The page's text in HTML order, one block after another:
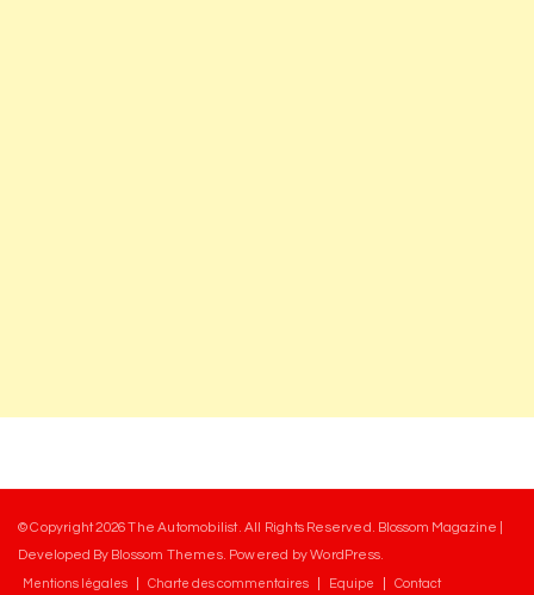
© Copyright 2026The Automobilist. All Rights Reserved. Blossom Magazine |
Developed By Blossom Themes. Powered byWordPress
Mentions légales Charte des commentaires Equipe Contact